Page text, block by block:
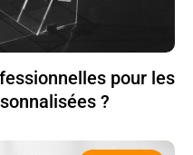
pour les
?